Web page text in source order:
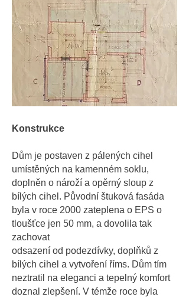
Konstrukce
Dům je postaven z pálených cihel
umístěných na kamenném soklu,
doplněn o nároží a opěrný sloup z
bílých cihel. Původní štuková fasáda
byla v roce 2000 zateplena o EPS o
tloušťce jen 50 mm, a dovolila tak
zachovat
odsazení od podezdívky, doplňků z
bílých cihel a vytvoření říms. Dům tím
neztratil na eleganci a tepelný komfort
doznal zlepšení. V témže roce byla